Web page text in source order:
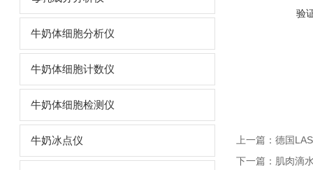
牛奶体细胞分析仪
牛奶体细胞计数仪
牛奶体细胞检测仪
牛奶冰点仪
验
上一篇： 德国
下一篇： 肌肉滴